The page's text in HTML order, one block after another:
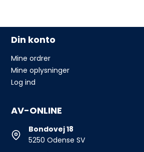
Din konto
Mine ordrer
Mine oplysninger
Log ind
AV-ONLINE
Bondovej 18
5250 Odense SV